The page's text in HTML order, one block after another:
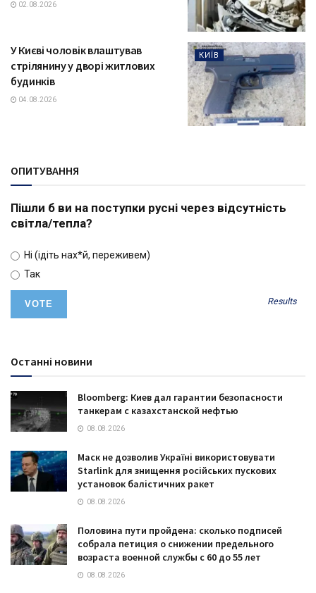
02.08.2026
КИЇВ
У Києві чоловік влаштував
стрілянину у дворі житлових
будинків
04.08.2026
ОПИТУВАННЯ
Пішли б ви на поступки русні через відсутність
світла/тепла?
Ні (ідіть нах*й, переживем)
Так
Results
Останні новини
Bloomberg: Киев дал гарантии безопасности
танкерам с казахстанской нефтью
08.08.2026
Маск не дозволив Україні використовувати
Starlink для знищення російських пускових
установок балістичних ракет
08.08.2026
Половина пути пройдена: сколько подписей
собрала петиция о снижении предельного
возраста военной службы с 60 до 55 лет
08.08.2026